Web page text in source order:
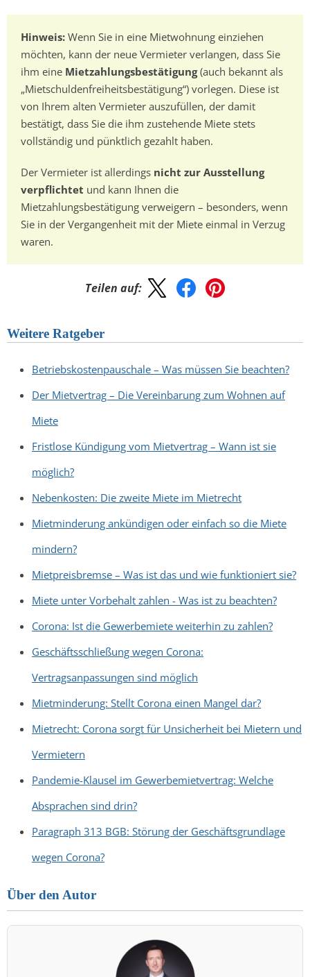
Hinweis: Wenn Sie in eine Mietwohnung einziehen
möchten, kann der neue Vermieter verlangen, dass Sie
ihm eine Mietzahlungsbestätigung(auch bekannt als
„Mietschuldenfreiheitsbestätigung“) vorlegen. Diese ist
von Ihrem alten Vermieter auszufüllen, der damit
bestätigt, dass Sie die ihm zustehende Miete stets
vollständig und pünktlich gezahlt haben.
Der Vermieter ist allerdings nicht zur Ausstellung
verpflichtet und kann Ihnen die
Mietzahlungsbestätigung verweigern – besonders, wenn
Sie in der Vergangenheit mit der Miete einmal in Verzug
waren.
Teilen auf:
Weitere Ratgeber
Betriebskostenpauschale – Was müssen Sie beachten?
Der Mietvertrag – Die Vereinbarung zum Wohnen auf
Miete
Fristlose Kündigung vom Mietvertrag – Wann ist sie
möglich?
Nebenkosten: Die zweite Miete im Mietrecht
Mietminderung ankündigen oder einfach so die Miete
mindern?
Mietpreisbremse – Was ist das und wie funktioniert sie?
Miete unter Vorbehalt zahlen - Was ist zu beachten?
Corona: Ist die Gewerbemiete weiterhin zu zahlen?
Geschäftsschließung wegen Corona:
Vertragsanpassungen sind möglich
Mietminderung: Stellt Corona einen Mangel dar?
Mietrecht: Corona sorgt für Unsicherheit bei Mietern und
Vermietern
Pandemie-Klausel im Gewerbemietvertrag: Welche
Absprachen sind drin?
Paragraph 313 BGB: Störung der Geschäftsgrundlage
wegen Corona?
Über den Autor